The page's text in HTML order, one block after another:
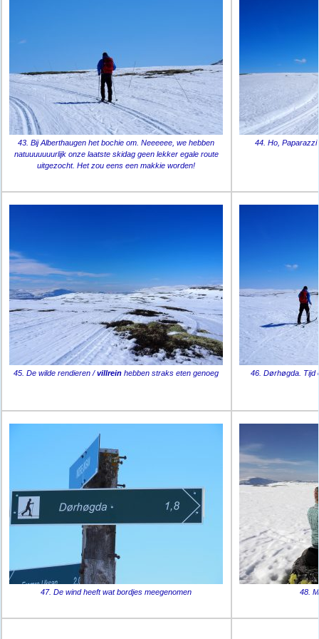
43. Bij Alberthaugen het bochie om. Neeeeee, we hebben
natuuuuuuurlijk onze laatste skidag geen lekker egale route
uitgezocht. Het zou eens een makkie worden!
44. Ho,
45. De wilde rendieren /villrein hebben straks eten genoeg 46. Dørhøgda. Tijd
47. De wind heeft wat bordjes meegenomen 48.